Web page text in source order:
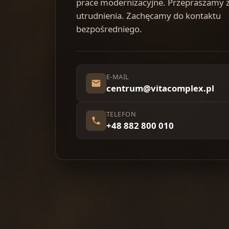
utrudnienia. Zachęcamy do kontaktu
bezpośredniego.
E-MAIL
centrum@vitacomplex.pl
TELEFON
+48 882 800 010